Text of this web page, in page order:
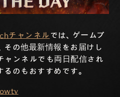
チャンネル では、ゲームプ
その他最新情報をお届けし
ャンネルでも両日配信され
のもおすすめです。